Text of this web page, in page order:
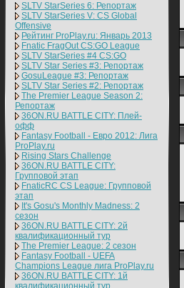
SLTV StarSeries 6: Репортаж
SLTV StarSeries V: CS Global
Offensive
Рейтинг ProPlay.ru: Январь 2013
Fnatic FragOut CS:GO League
SLTV StarSeries #4 CS:GO
SLTV Star Series #3: Репортаж
GosuLeague #3: Репортаж
SLTV Star Series #2: Репортаж
The Premier League Season 2:
Репортаж
36ON.RU BATTLE CITY: Плей-
офф
Fantasy Football - Евро 2012: Лига
ProPlay.ru
Rising Stars Challenge
36ON.RU BATTLE CITY:
Групповой этап
FnaticRC CS League: Групповой
этап
It's Gosu's Monthly Madness: 2
сезон
36ON.RU BATTLE CITY: 2й
квалификационный тур
The Premier League: 2 cезон
Fantasy Football - UEFA
Champions League лига ProPlay.ru
36ON.RU BATTLE CITY: 1й
квалификационный тур